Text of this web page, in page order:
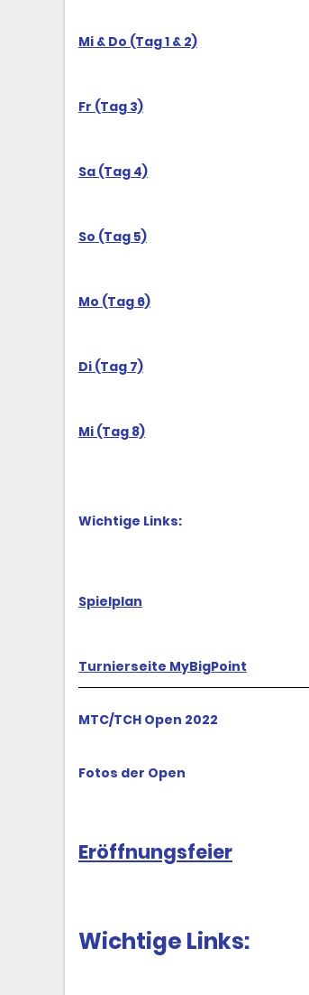
Mi & Do (Tag 1 & 2)
Fr (Tag 3)
Sa (Tag 4)
So (Tag 5)
Mo (Tag 6)
Di (Tag 7)
Mi (Tag 8)
Wichtige Links:
Spielplan
Turnierseite MyBigPoint
MTC/TCH Open 2022
Fotos der Open
Eröffnungsfeier
Wichtige Links: